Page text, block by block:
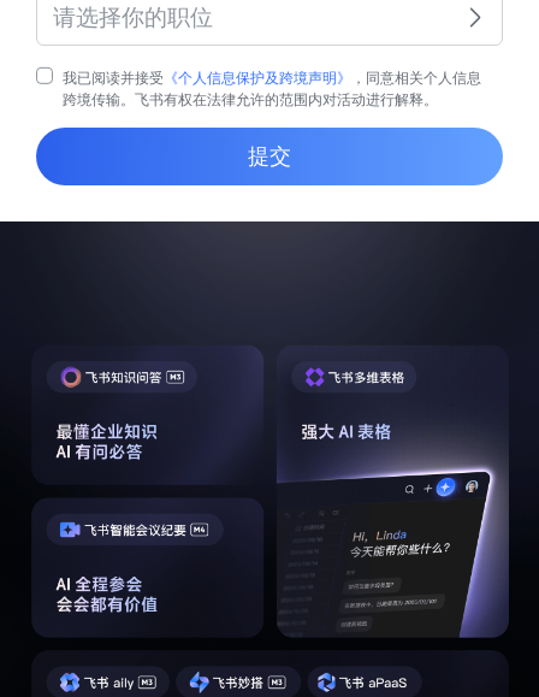
请选择你的职位
我已阅读并接受 《个人信息保护及跨境声明》
，同意相关个人信息
跨境传输。飞书有权在法律允许的范围内对活动进行解释。
提交